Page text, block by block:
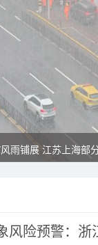
风雨铺展 江苏上海部
风险预警：浙